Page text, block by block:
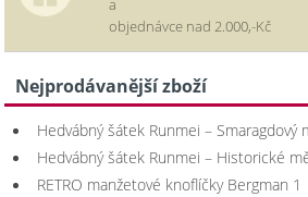
a
objednávce nad 2.000,-Kč
Nejprodávanější zboží
Hedvábný šátek Runmei – Smaragdový
Hedvábný šátek Runmei – Historické
RETRO manžetové knoflíčky Bergman 1